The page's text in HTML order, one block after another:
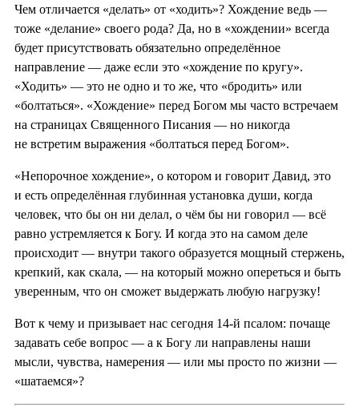
Чем отличается «делать» от «ходить»? Хождение ведь —
тоже «делание» своего рода? Да, но в «хождении» всегда
будет присутствовать обязательно определённое
направление — даже если это «хождение по кругу».
«Ходить» — это не одно и то же, что «бродить» или
«болтаться». «Хождение» перед Богом мы часто встречаем
на страницах Священного Писания — но никогда
не встретим выражения «болтаться перед Богом».
«Непорочное хождение», о котором и говорит Давид, это
и есть определённая глубинная установка души, когда
человек, что бы он ни делал, о чём бы ни говорил — всё
равно устремляется к Богу. И когда это на самом деле
происходит — внутри такого образуется мощный стержень,
крепкий, как скала, — на который можно опереться и быть
уверенным, что он сможет выдержать любую нагрузку!
Вот к чему и призывает нас сегодня 14-й псалом: почаще
задавать себе вопрос — а к Богу ли направлены наши
мысли, чувства, намерения — или мы просто по жизни —
«шатаемся»?